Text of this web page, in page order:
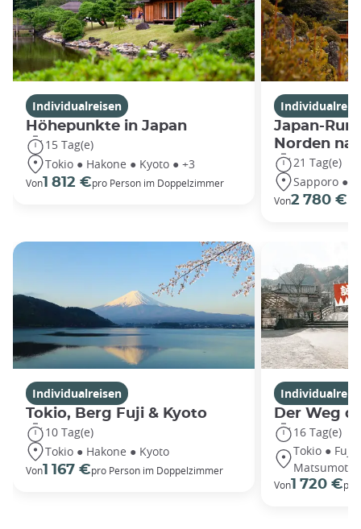
Individualreisen
Höhepunkte in Japan
15 Tag(e)
Tokio ● Hakone ● Kyoto ● +3
Von1 812 €pro Person im Doppelzimmer
Japan-
Norden
21 Tag(e)
Sapporo ●
Von2 780 €
Individualreisen
Tokio, Berg Fuji & Kyoto
10 Tag(e)
Tokio ● Hakone ● Kyoto
Von1 167 €pro Person im Doppelzimmer
Der Weg
16 Tag(e)
Tokio ●
Matsumoto
Von1 720 €pro